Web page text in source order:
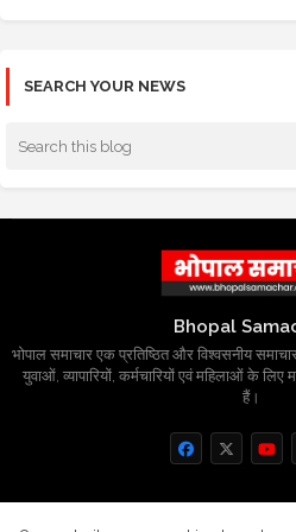
SEARCH YOUR NEWS
Bhopal
भोपाल समाचार एक प्रतिष्ठित और विश्वसनीय समाचार
युवाओं, व्यापारियों, कर्मचारियों एवं महिलाओं के लिए
हैं।